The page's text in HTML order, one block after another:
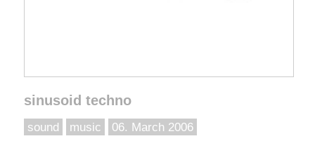
sinusoid techno
sound music 06. March 2006